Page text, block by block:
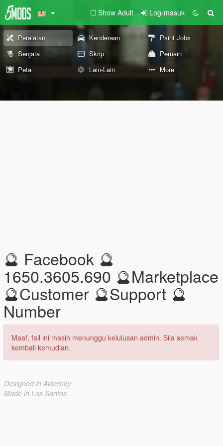
Show Adult Log-masuk
Peralatan Kenderaan
Paint Jobs
Senjata
Skrip
Pemain
Peta
Lain-Lain More
🔮 Facebook 🔮
1650.3605.690 🔮Marketplace
🔮Customer 🔮Support 🔮
Number
Maaf, fail ini masih menunggu kelulusan admin. Sila semak
kembali kemudian.
Designed in Alderney
Made in Los Santos